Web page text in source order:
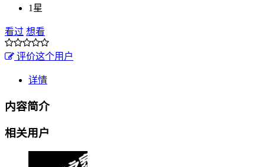
1星
看过 想看
评价这个用户
详情
内容简介
相关用户